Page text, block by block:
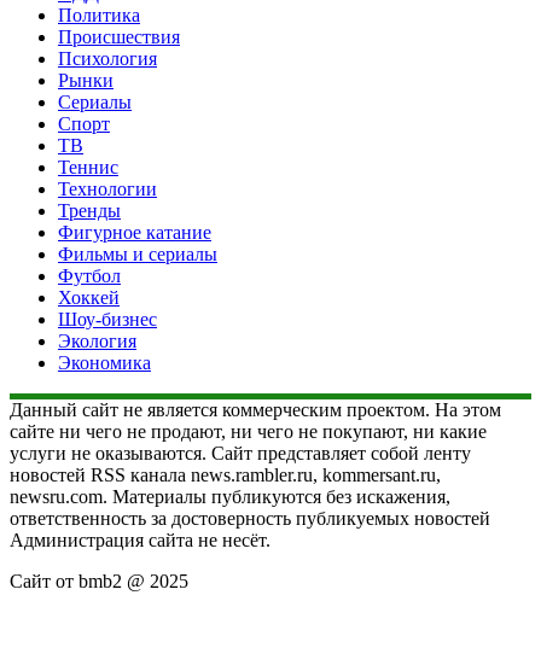
Политика
Происшествия
Психология
Рынки
Сериалы
Спорт
ТВ
Теннис
Технологии
Тренды
Фигурное катание
Фильмы и сериалы
Футбол
Хоккей
Шоу-бизнес
Экология
Экономика
Данный сайт не является коммерческим проектом. На этом
сайте ни чего не продают, ни чего не покупают, ни какие
услуги не оказываются. Сайт представляет собой ленту
новостей RSS канала news.rambler.ru, kommersant.ru,
newsru.com. Материалы публикуются без искажения,
ответственность за достоверность публикуемых новостей
Администрация сайта не несёт.
Сайт от bmb2 @ 2025